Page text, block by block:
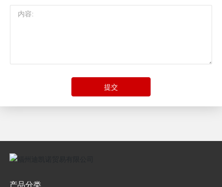
提交
产品分类